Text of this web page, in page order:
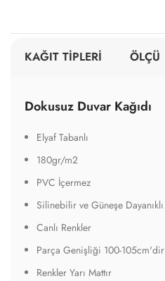
KAĞIT TİPLERİ ÖLÇÜ
Dokusuz Duvar Kağıdı
Elyaf Tabanlı
180gr/m2
PVC İçermez
Silinebilir ve Güneşe Dayanıklı
Canlı Renkler
Parça Genişliği 100-105cm'dir
Renkler Yarı Mattır